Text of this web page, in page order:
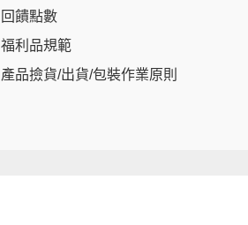
回饋點數
福利品規範
產品撿貨/出貨/包裝作業原則